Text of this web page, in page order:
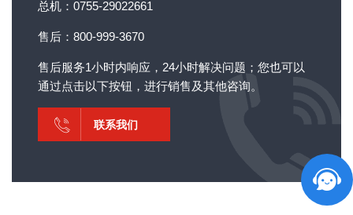
总机：0755-29022661
售后：800-999-3670
售后服务1小时内响应，24小时解决问题；您也可以
通过点击以下按钮，进行销售及其他咨询。
联系我们